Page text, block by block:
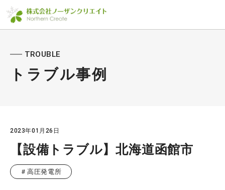
TROUBLE
トラブル事例
2023年01月26日
【設備トラブル】北海道函館市
＃高圧発電所